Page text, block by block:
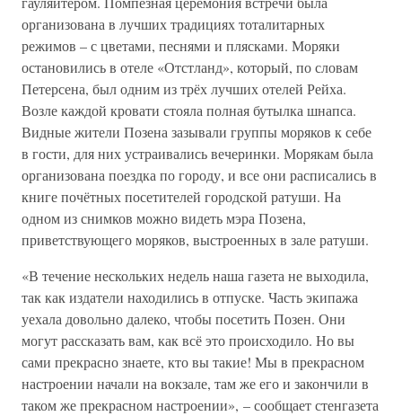
организована в лучших традициях тоталитарных
режимов – с цветами, песнями и плясками. Моряки
остановились в отеле «Отстланд», который, по словам
Петерсена, был одним из трёх лучших отелей Рейха.
Возле каждой кровати стояла полная бутылка шнапса.
Видные жители Позена зазывали группы моряков к себе
в гости, для них устраивались вечеринки. Морякам была
организована поездка по городу, и все они расписались в
книге почётных посетителей городской ратуши. На
одном из снимков можно видеть мэра Позена,
приветствующего моряков, выстроенных в зале ратуши.
«В течение нескольких недель наша газета не выходила,
так как издатели находились в отпуске. Часть экипажа
уехала довольно далеко, чтобы посетить Позен. Они
могут рассказать вам, как всё это происходило. Но вы
сами прекрасно знаете, кто вы такие! Мы в прекрасном
настроении начали на вокзале, там же его и закончили в
таком же прекрасном настроении», – сообщает стенгазета